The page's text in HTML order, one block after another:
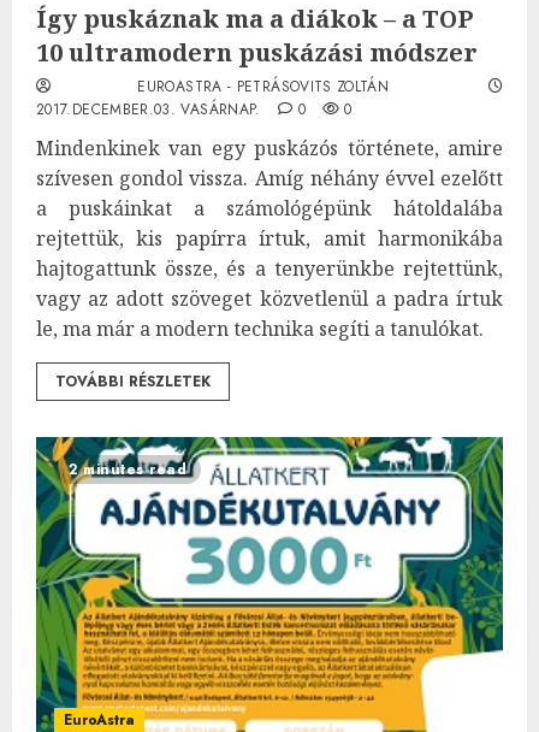
Így puskáznak ma a diákok – a TOP
10 ultramodern puskázási módszer
EUROASTRA - PETRÁSOVITS ZOLTÁN
2017.DECEMBER.03. VASÁRNAP.
0 0
Mindenkinek van egy puskázós története, amire
szívesen gondol vissza. Amíg néhány évvel ezelőtt
a puskáinkat a számológépünk hátoldalába
rejtettük, kis papírra írtuk, amit harmonikába
hajtogattunk össze, és a tenyerünkbe rejtettünk,
vagy az adott szöveget közvetlenül a padra írtuk
le, ma már a modern technika segíti a tanulókat.
TOVÁBBI RÉSZLETEK
2 minutes read
EuroAstra